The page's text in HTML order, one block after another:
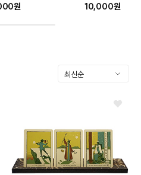
원
10,000원